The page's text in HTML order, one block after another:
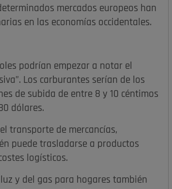
mercados europeos han
en las economías occidentales.
podrían empezar a notar el
Los carburantes serían de los
de subida de entre 8 y 10 céntimos
dólares.
transporte de mercancías,
puede trasladarse a productos
logísticos.
y del gas para hogares también